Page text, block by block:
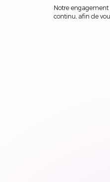
Notre engagement
continu, afin de